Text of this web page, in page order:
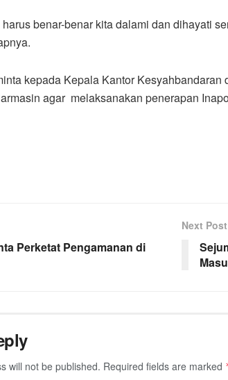
harus benar-benar kita dalami dan dihayati
kepada Kepala Kantor
agar melaksanakan penerapan
Perketat Pengamanan di
Next Post
will not be published. Required fields are marked